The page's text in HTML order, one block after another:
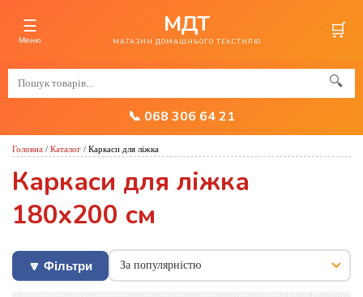
☰
Меню
МДТ
МАГАЗИН ДОМАШНЬОГО ТЕКСТИЛЮ 🛒
🔍
📞 068 306 64 21
Головна / Каталог / Каркаси для ліжка
Каркаси для ліжка
180x200 см
🔽 Фільтри